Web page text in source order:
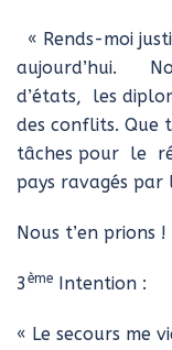
« Rends-moi
aujourd’hui.
d’états, les
des conflits. Que
tâches pour le
pays ravagés par
Nous t’en prions !
3ème Intention :
« Le secours me